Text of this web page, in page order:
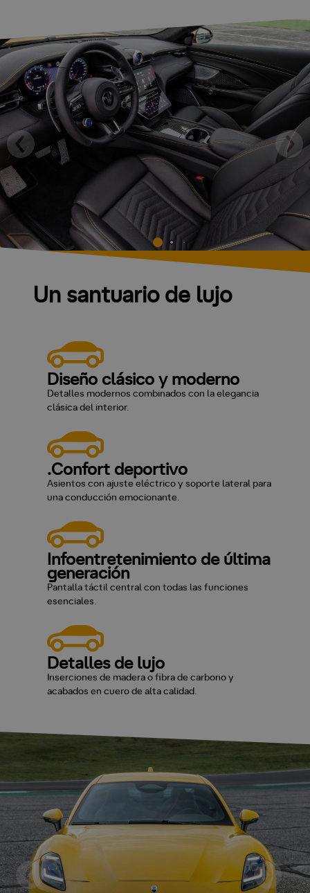
Un santuario de lujo
Diseño clásico y moderno
Detalles modernos combinados con la elegancia
clásica del interior.
.Confort deportivo
Asientos con ajuste eléctrico y soporte lateral para
una conducción emocionante.
Infoentretenimiento de última
generación
Pantalla táctil central con todas las funciones
esenciales.
Detalles de lujo
Inserciones de madera o fibra de carbono y
acabados en cuero de alta calidad.